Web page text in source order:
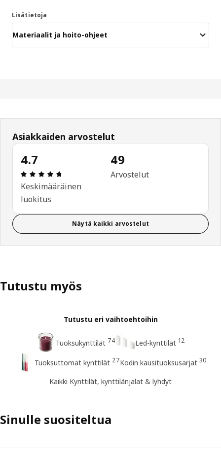
Lisätietoja
Materiaalit ja hoito-ohjeet
Asiakkaiden arvostelut
4.7
: 4.7 / 5 tähteä. Arvostelut yhteensä: 49
Keskimääräinen
luokitus
49
Arvostelut
Näytä kaikki arvostelut
Tutustu myös
Tutustu eri vaihtoehtoihin
Tuoksukynttilät 74 Led-kynttilät 12
Tuoksuttomat kynttilät 27Kodin kausituoksusarjat 30
Kaikki Kynttilät, kynttilänjalat & lyhdyt
Sinulle suositeltua